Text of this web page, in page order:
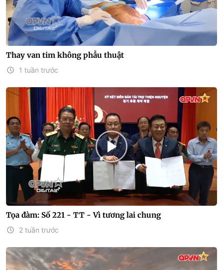
Thay van tim không phẫu thuật
1 tuần trước
Tọa đàm: Số 221 - TT - Vì tương lai chung
2 tuần trước